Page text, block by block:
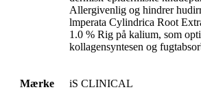
Allergivenlig og hindrer
lmperata Cylindrica Root
1.0 % Rig på kalium, som
kollagensyntesen og
Mærke iS CLINICAL